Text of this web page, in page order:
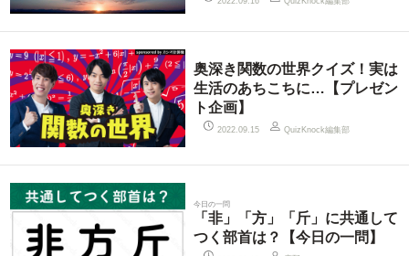
奥深き関数の世界クイズ！実は
生活のあちこちに…【プレゼン
ト企画】
2022.09.15 QuizKnock編集部
今日の一問
「非」「方」「斤」に共通して
つく部首は？【今日の一問】